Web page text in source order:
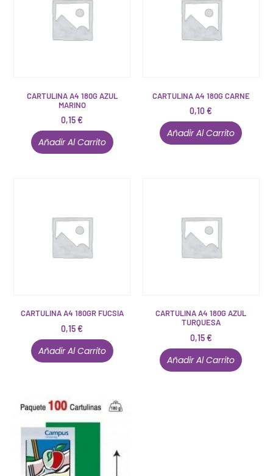
CARTULINA A4 180G AZUL
MARINO
0,15€
Añadir Al Carrito
CARTULINA A4 180G CARNE
0,10€
Añadir Al Carrito
CARTULINA A4 180GR FUCSIA
0,15€
Añadir Al Carrito
CARTULINA A4 180G AZUL
TURQUESA
0,15€
Añadir Al Carrito